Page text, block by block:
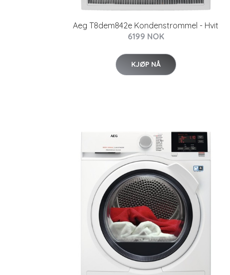
Aeg T8dem842e Kondenstrommel - Hvit
6199 NOK
KJØP NÅ